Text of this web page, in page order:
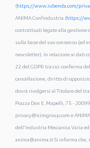
(https://www.iubenda.com/
ANIMA Confindustria (https://
contrattuali legate alla gestione
sulla base del suo consenso (ad
newsletter). In relazione ai dati
22 del GDPR tra cui: conferma
cancellazione, diritto di
dovrà rivolgersi al Titolare del
Piazza Don E. Mapelli, 75 -
privacy@icimgroup.com e
dell'Industria Meccanica Varia
anima@anima.it Si informa che,